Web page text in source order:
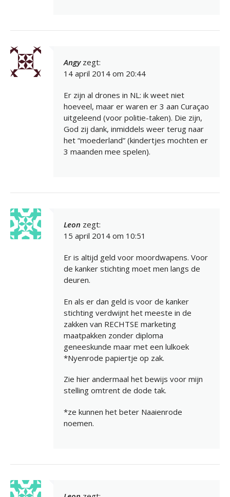
Angy zegt:
14 april 2014 om 20:44
Er zijn al drones in NL: ik weet niet
hoeveel, maar er waren er 3 aan Curaçao
uitgeleend (voor politie-taken). Die zijn,
God zij dank, inmiddels weer terug naar
het “moederland” (kindertjes mochten er
3 maanden mee spelen).
Leon zegt:
15 april 2014 om 10:51
Er is altijd geld voor moordwapens. Voor
de kanker stichting moet men langs de
deuren.
En als er dan geld is voor de kanker
stichting verdwijnt het meeste in de
zakken van RECHTSE marketing
maatpakken zonder diploma
geneeskunde maar met een lulkoek
*Nyenrode papiertje op zak.
Zie hier andermaal het bewijs voor mijn
stelling omtrent de dode tak.
*ze kunnen het beter Naaienrode
noemen.